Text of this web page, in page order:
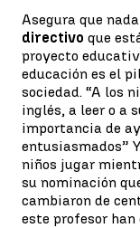
Asegura que
directivo que
proyecto
educación es el
sociedad. “A los
inglés, a leer o a
importancia de
entusiasmados”
niños jugar
su nominación
cambiaron de
este profesor